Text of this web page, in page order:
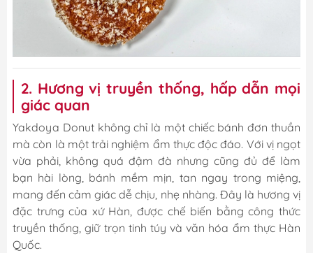
2. Hương vị truyền thống, hấp dẫn mọi
giác quan
Yakdoya Donut không chỉ là một chiếc bánh đơn thuần
mà còn là một trải nghiệm ẩm thực độc đáo. Với vị ngọt
vừa phải, không quá đậm đà nhưng cũng đủ để làm
bạn hài lòng, bánh mềm mịn, tan ngay trong miệng,
mang đến cảm giác dễ chịu, nhẹ nhàng. Đây là hương vị
đặc trưng của xứ Hàn, được chế biến bằng công thức
truyền thống, giữ trọn tinh túy và văn hóa ẩm thực Hàn
Quốc.